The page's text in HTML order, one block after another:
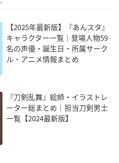
【2025年最新版】『あんスタ』
キャラクター一覧｜登場人物59
名の声優・誕生日・所属サーク
ル・アニメ情報まとめ
『刀剣乱舞』絵師・イラストレ
ーター総まとめ｜担当刀剣男士
一覧【2024最新版】